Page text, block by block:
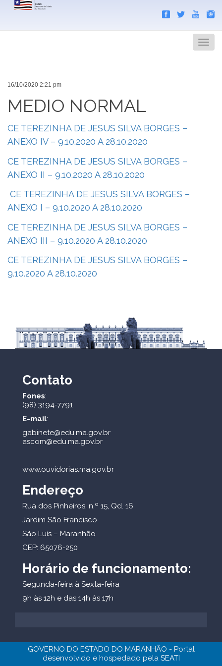
Menu
16/10/2020 2:21 pm
MEDIO NORMAL
CE TEREZINHA DE JESUS SILVA BORGES –
ANEXO IV – 9.10.2020 A 28.10.2020
CE TEREZINHA DE JESUS SILVA BORGES –
ANEXO II – 9.10.2020 A 28.10.2020
CE TEREZINHA DE JESUS SILVA BORGES –
ANEXO I – 9.10.2020 A 28.10.2020
CE TEREZINHA DE JESUS SILVA BORGES –
ANEXO III – 9.10.2020 A 28.10.2020
CE TEREZINHA DE JESUS SILVA BORGES –
9.10.2020 A 28.10.2020
Contato
Fones:
(98) 3194-7791
E-mail:
gabinete@edu.ma.gov.br
ascom@edu.ma.gov.br
www.ouvidorias.ma.gov.br
Endereço
Rua dos Pinheiros, n.º 15, Qd. 16
Jardim São Francisco
São Luís – Maranhão
CEP: 65076-250
Horário de funcionamento:
Segunda-feira à Sexta-feira
9h às 12h e das 14h às 17h
GOVERNO DO ESTADO DO MARANHÃO - Portal
desenvolvido e hospedado pela SEATI